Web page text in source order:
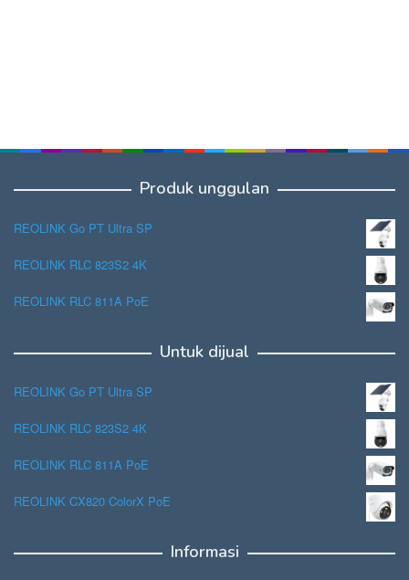
Produk unggulan
REOLINK Go PT Ultra SP
REOLINK RLC 823S2 4K
REOLINK RLC 811A PoE
Untuk dijual
REOLINK Go PT Ultra SP
REOLINK RLC 823S2 4K
REOLINK RLC 811A PoE
REOLINK CX820 ColorX PoE
Informasi